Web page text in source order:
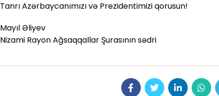
Tanrı Azərbaycanımızı və Prezidentimizi qorusun!
Mayıl Əliyev
Nizami Rayon Ağsaqqallar Şurasının sədri